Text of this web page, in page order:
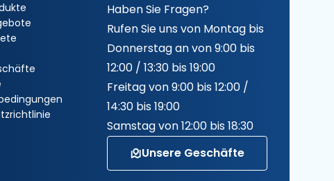
Haben Sie Fragen?
Rufen Sie uns von Montag bis
Donnerstag an von 9:00 bis
12:00 / 13:30 bis 19:00
Freitag von 9:00 bis 12:00 /
14:30 bis 19:00
Samstag von 12:00 bis 18:30
Unsere Geschäfte